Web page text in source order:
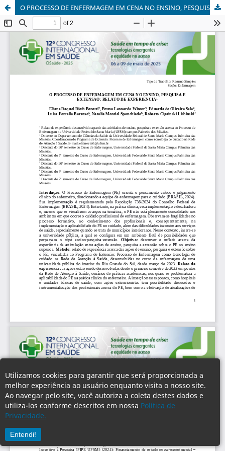
Utilizamos cookies para garantir que será proporcionada a
melhor experiência ao usuário enquanto visita o nosso site.
Ao navegar pelo site, você autoriza a coleta destes dados e
utiliza-los conforme descritos em nossa Política de
Privacidade.
Entendi!
O PROCESSO DE ENFERMAGEM EM CENA NO ENSINO, PESQUISA E EXTENSÃO: RELATO DE EXPERIÊNCIA